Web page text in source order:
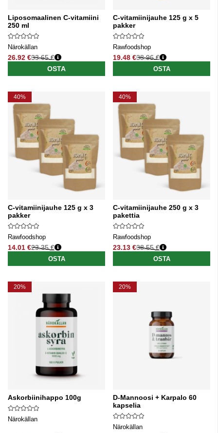
Liposomaalinen C-vitamiini
250 ml
Närokällan
26.92 €
Normaali hinta
33.65 €
OSTA
C-vitamiinijauhe 125 g x 5
pakker
Rawfoodshop
19.48 €
Normaali hinta
38.96 €
OSTA
40%
C-vitamiinijauhe 125 g x 3
pakker
Rawfoodshop
14.01 €
Normaali hinta
23.35 €
OSTA
40%
C-vitamiinijauhe 250 g x 3
pakettia
Rawfoodshop
23.13 €
Normaali hinta
38.55 €
OSTA
20%
Askorbiinihappo 100g
Närokällan
20%
D-Mannoosi + Karpalo 60
kapselia
Närokällan